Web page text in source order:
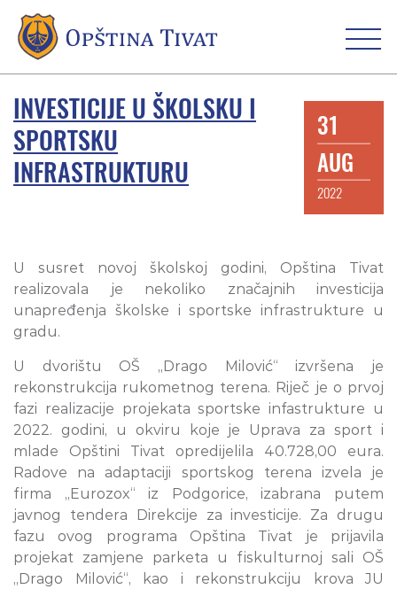
INVESTICIJE U ŠKOLSKU I
SPORTSKU
INFRASTRUKTURU
31
AUG
2022
U susret novoj školskoj godini, Opština Tivat
realizovala je nekoliko značajnih investicija
unapređenja školske i sportske infrastrukture u
gradu.
U dvorištu OŠ „Drago Milović“ izvršena je
rekonstrukcija rukometnog terena. Riječ je o prvoj
fazi realizacije projekata sportske infastrukture u
2022. godini, u okviru koje je Uprava za sport i
mlade Opštini Tivat opredijelila 40.728,00 eura.
Radove na adaptaciji sportskog terena izvela je
firma „Eurozox“ iz Podgorice, izabrana putem
javnog tendera Direkcije za investicije. Za drugu
fazu ovog programa Opština Tivat je prijavila
projekat zamjene parketa u fiskulturnoj sali OŠ
„Drago Milović“, kao i rekonstrukciju krova JU